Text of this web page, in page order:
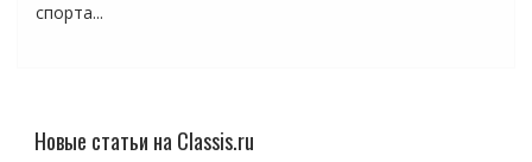
спорта...
Новые статьи на Classis.ru